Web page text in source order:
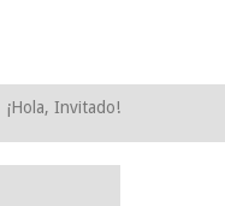
¡Hola, Invitado!